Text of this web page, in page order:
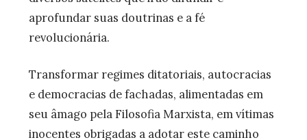
aprofundar suas doutrinas e a fé
revolucionária.
Transformar regimes ditatoriais, autocracias
e democracias de fachadas, alimentadas em
seu âmago pela Filosofia Marxista, em vítimas
inocentes obrigadas a adotar este caminho